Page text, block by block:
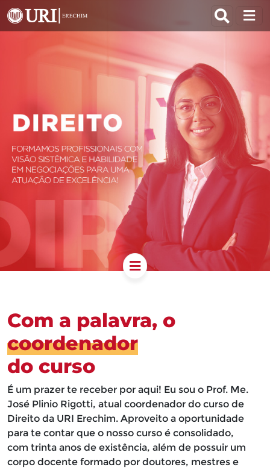
Com a palavra, o
coordenador
do curso
É um prazer te receber por aqui! Eu sou o Prof. Me.
José Plinio Rigotti, atual coordenador do curso de
Direito da URI Erechim. Aproveito a oportunidade
para te contar que o nosso curso é consolidado,
com trinta anos de existência, além de possuir um
corpo docente formado por doutores, mestres e